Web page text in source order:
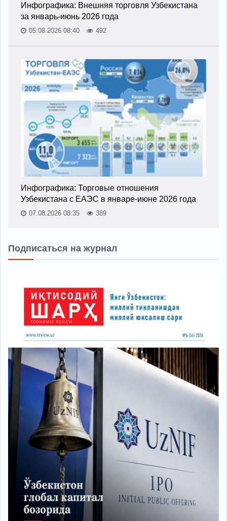
Инфографика: Внешняя торговля Узбекистана
за январь-июнь 2026 года
05.08.2026 08:40 492
Инфографика: Торговые отношения
Узбекистана с ЕАЭС в январе-июне 2026 года
07.08.2026 08:35 389
Подписаться на журнал